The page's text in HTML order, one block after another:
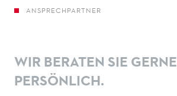
ANSPRECHPARTNER
WIR BERATEN SIE GERNE
PERSÖNLICH.